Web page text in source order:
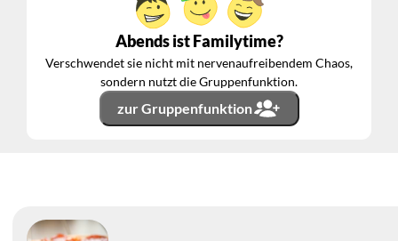
Abends ist Familytime?
Verschwendet sie nicht mit nervenaufreibendem Chaos,
sondern nutzt die Gruppenfunktion.
zur Gruppenfunktion